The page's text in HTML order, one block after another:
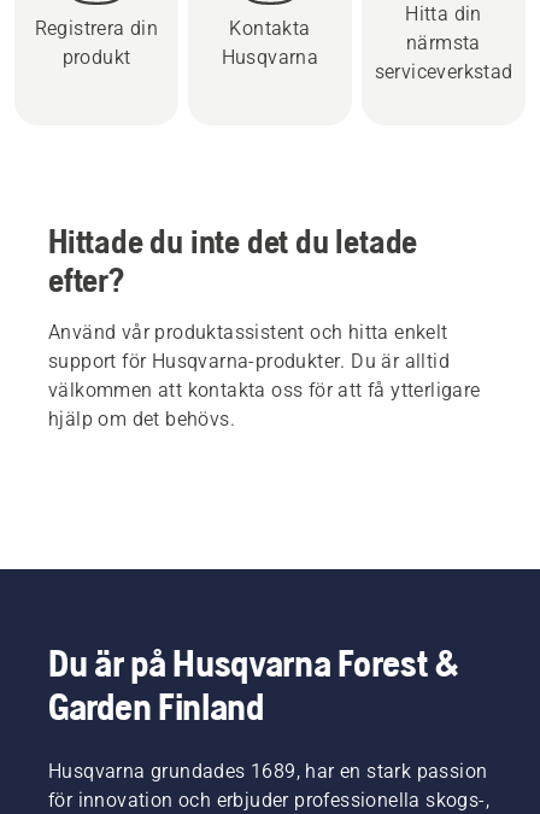
Registrera din
produkt
Kontakta
Husqvarna
Hitta din
närmsta
serviceverkstad
Hittade du inte det du letade
efter?
Använd vår produktassistent och hitta enkelt
support för Husqvarna-produkter. Du är alltid
välkommen att kontakta oss för att få ytterligare
hjälp om det behövs.
Du är på Husqvarna Forest &
Garden Finland
Husqvarna grundades 1689, har en stark passion
för innovation och erbjuder professionella skogs-,